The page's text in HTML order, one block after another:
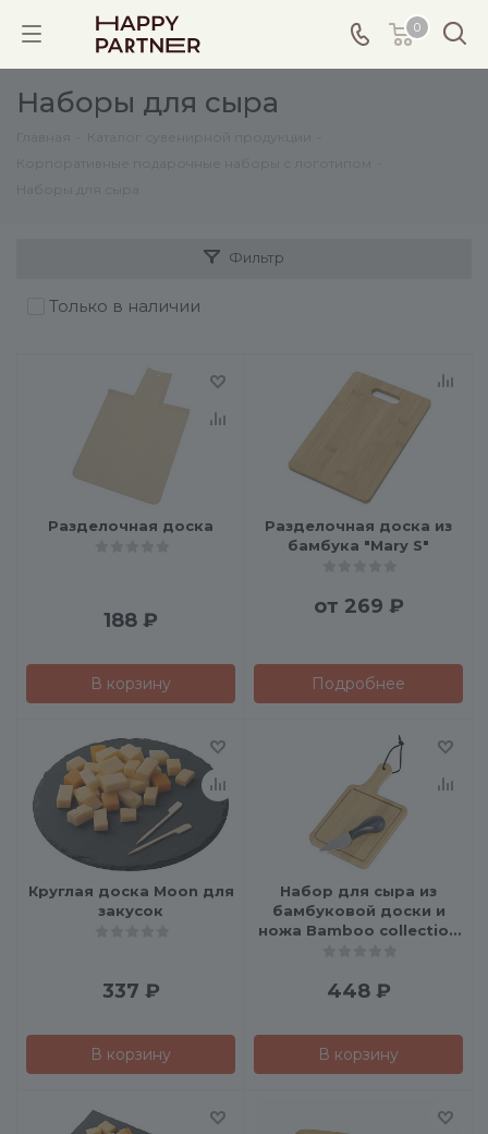
0
Наборы для сыра
Фильтр
Только в наличии
Разделочная доска
188 ₽
В корзину
Разделочная доска из
бамбука "Mary S"
от 269 ₽
Подробнее
Круглая доска Moon для
закусок
337 ₽
В корзину
Набор для сыра из
бамбуковой доски и
ножа Bamboo collection
448₽
В корзину